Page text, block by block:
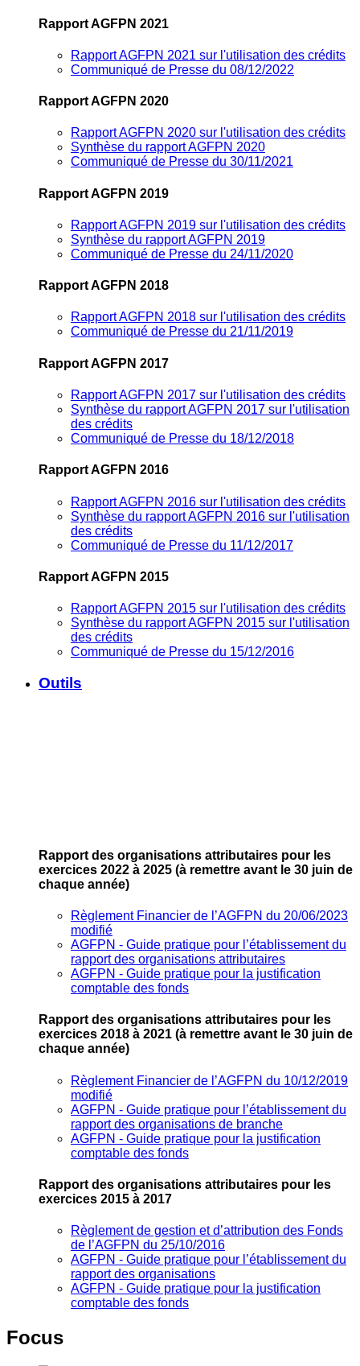
Rapport AGFPN 2021
Rapport AGFPN 2021 sur l'utilisation des crédits
Communiqué de Presse du 08/12/2022
Rapport AGFPN 2020
Rapport AGFPN 2020 sur l'utilisation des crédits
Synthèse du rapport AGFPN 2020
Communiqué de Presse du 30/11/2021
Rapport AGFPN 2019
Rapport AGFPN 2019 sur l'utilisation des crédits
Synthèse du rapport AGFPN 2019
Communiqué de Presse du 24/11/2020
Rapport AGFPN 2018
Rapport AGFPN 2018 sur l'utilisation des crédits
Communiqué de Presse du 21/11/2019
Rapport AGFPN 2017
Rapport AGFPN 2017 sur l'utilisation des crédits
Synthèse du rapport AGFPN 2017 sur l'utilisation
des crédits
Communiqué de Presse du 18/12/2018
Rapport AGFPN 2016
Rapport AGFPN 2016 sur l'utilisation des crédits
Synthèse du rapport AGFPN 2016 sur l'utilisation
des crédits
Communiqué de Presse du 11/12/2017
Rapport AGFPN 2015
Rapport AGFPN 2015 sur l'utilisation des crédits
Synthèse du rapport AGFPN 2015 sur l'utilisation
des crédits
Communiqué de Presse du 15/12/2016
Outils
Rapport des organisations attributaires pour les
exercices 2022 à 2025 (à remettre avant le 30 juin de
chaque année)
Règlement Financier de l’AGFPN du 20/06/2023
modifié
AGFPN ‐ Guide pratique pour l’établissement du
rapport des organisations attributaires
AGFPN ‐ Guide pratique pour la justification
comptable des fonds
Rapport des organisations attributaires pour les
exercices 2018 à 2021 (à remettre avant le 30 juin de
chaque année)
Règlement Financier de l’AGFPN du 10/12/2019
modifié
AGFPN ‐ Guide pratique pour l’établissement du
rapport des organisations de branche
AGFPN ‐ Guide pratique pour la justification
comptable des fonds
Rapport des organisations attributaires pour les
exercices 2015 à 2017
Règlement de gestion et d’attribution des Fonds
de l’AGFPN du 25/10/2016
AGFPN ‐ Guide pratique pour l’établissement du
rapport des organisations
AGFPN ‐ Guide pratique pour la justification
comptable des fonds
Focus